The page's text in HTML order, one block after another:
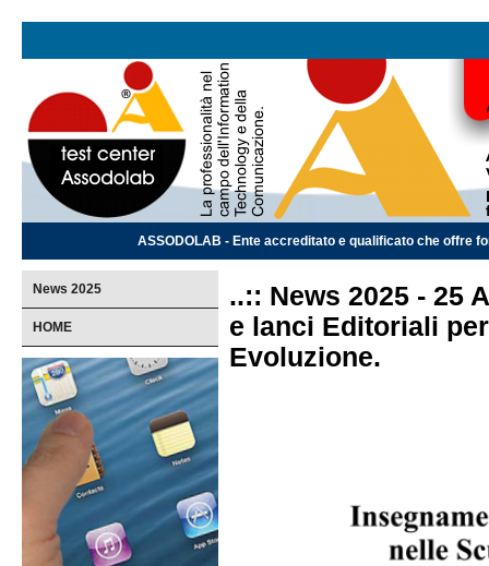
ASSODOLAB - Ente accreditato e qualificato che offre
News 2025
HOME
..:: News 2025 - 25
e lanci Editoriali
Evoluzione.